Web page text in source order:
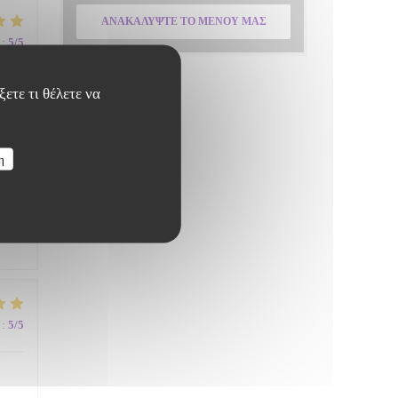
τι θέλετε να
: 5/5
: 5/5
ΑΝΑΚΑΛΎΨΤΕ ΤΟ ΜΕΝΟΎ ΜΑΣ